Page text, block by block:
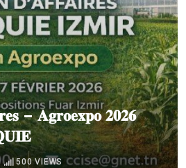
– 𝐀𝐠𝐫𝐨𝐞𝐱𝐩𝐨 𝟐𝟎𝟐𝟔
500 VIEWS